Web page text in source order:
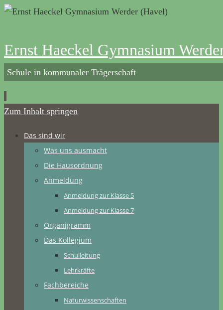
Ernst Haeckel Gymnasium
Schule in kommunaler Trägerschaft
Zum Inhalt springen
Das sind wir
Was uns ausmacht
Die Hausordnung
Anmeldung
Anmeldung zur Klasse 5
Anmeldung zur Klasse 7
Organigramm
Das Kollegium
Schulleitung
Lehrkräfte
Fachbereiche
Naturwissenschaften